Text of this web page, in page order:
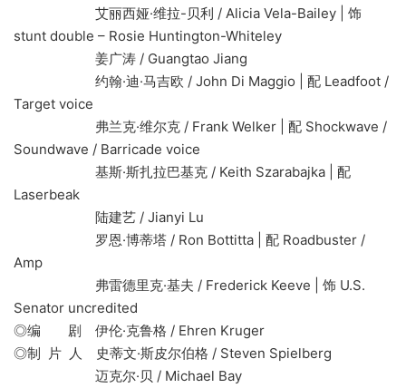
艾丽西娅·维拉-贝利 / Alicia Vela-Bailey | 饰
stunt double – Rosie Huntington-Whiteley
姜广涛 / Guangtao Jiang
约翰·迪·马吉欧 / John Di Maggio | 配 Leadfoot /
Target voice
弗兰克·维尔克 / Frank Welker | 配 Shockwave /
Soundwave / Barricade voice
基斯·斯扎拉巴基克 / Keith Szarabajka | 配
Laserbeak
陆建艺 / Jianyi Lu
罗恩·博蒂塔 / Ron Bottitta | 配 Roadbuster /
Amp
弗雷德里克·基夫 / Frederick Keeve | 饰 U.S.
Senator uncredited
◎编 剧 伊伦·克鲁格 / Ehren Kruger
◎制 片 人 史蒂文·斯皮尔伯格 / Steven Spielberg
迈克尔·贝 / Michael Bay